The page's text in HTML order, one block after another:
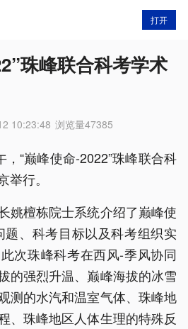
打开
珠峰联合科考学术
10:23:48 浏览量47385
“巅峰使命-2022”珠峰联合科
行。
姚檀栋院士系统介绍了巅峰使
、科考目标以及科考组织实
次珠峰科考在西风-季风协同
的强烈升温、巅峰海拔的冰雪
测的水汽和温室气体、珠峰地
、珠峰地区人体生理的特殊反